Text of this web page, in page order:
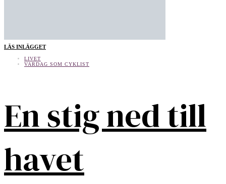
LÄS INLÄGGET
LIVET
VARDAG SOM CYKLIST
En stig ned till
havet